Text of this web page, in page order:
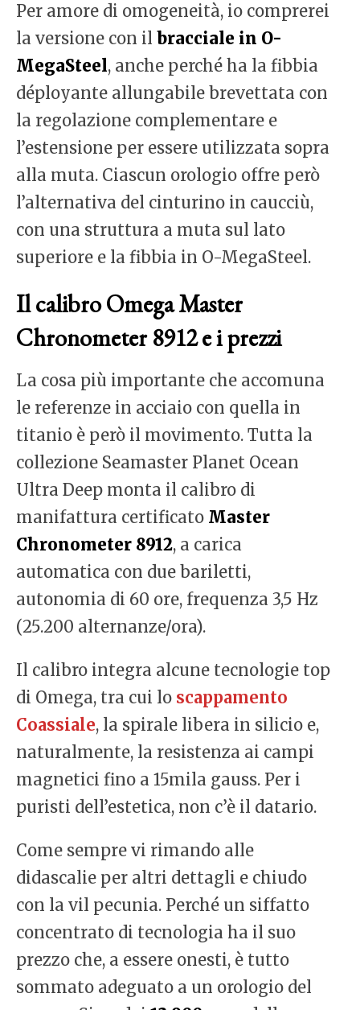
Per amore di omogeneità, io comprerei
la versione con il bracciale in O-
MegaSteel, anche perché ha la fibbia
déployante allungabile brevettata con
la regolazione complementare e
l’estensione per essere utilizzata sopra
alla muta. Ciascun orologio offre però
l’alternativa del cinturino in caucciù,
con una struttura a muta sul lato
superiore e la fibbia in O-MegaSteel.
Il calibro Omega Master
Chronometer 8912 e i prezzi
La cosa più importante che accomuna
le referenze in acciaio con quella in
titanio è però il movimento. Tutta la
collezione Seamaster Planet Ocean
Ultra Deep monta il calibro di
manifattura certificato Master
Chronometer 8912, a carica
automatica con due bariletti,
autonomia di 60 ore, frequenza 3,5 Hz
(25.200 alternanze/ora).
Il calibro integra alcune tecnologie top
di Omega, tra cui lo scappamento
Coassiale, la spirale libera in silicio e,
naturalmente, la resistenza ai campi
magnetici fino a 15mila gauss. Per i
puristi dell’estetica, non c’è il datario.
Come sempre vi rimando alle
didascalie per altri dettagli e chiudo
con la vil pecunia. Perché un siffatto
concentrato di tecnologia ha il suo
prezzo che, a essere onesti, è tutto
sommato adeguato a un orologio del